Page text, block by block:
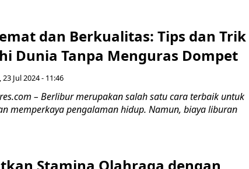
dan Berkualitas: Tips dan Trik
Dunia Tanpa Menguras Dompet
23 Jul 2024 - 11:46
– Berlibur merupakan salah satu cara terbaik untuk
memperkaya pengalaman hidup. Namun, biaya liburan